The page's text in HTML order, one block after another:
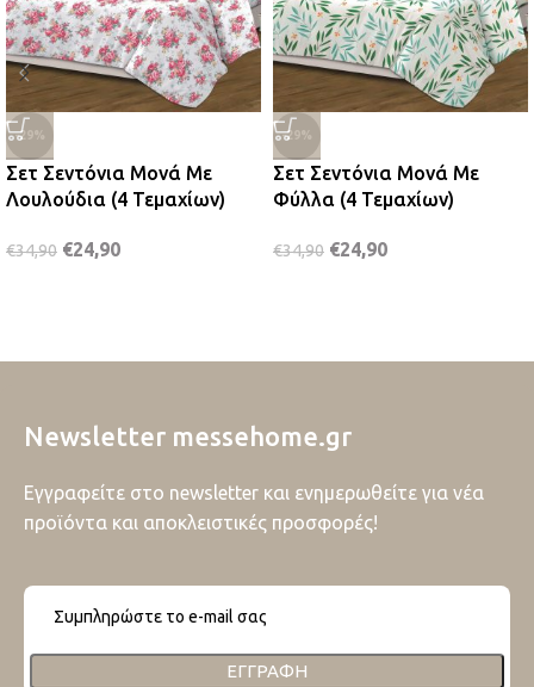
-29%
Σετ Σεντόνια Μονά Με
Λουλούδια (4 Τεμαχίων)
€34,90 €24,90
-29%
Σετ Σεντόνια Μονά Με
Φύλλα (4 Τεμαχίων)
€34,90 €24,90
Newsletter messehome.gr
Εγγραφείτε στο newsletter και ενημερωθείτε για νέα
προϊόντα και αποκλειστικές προσφορές!
ΕΓΓΡΑΦΉ